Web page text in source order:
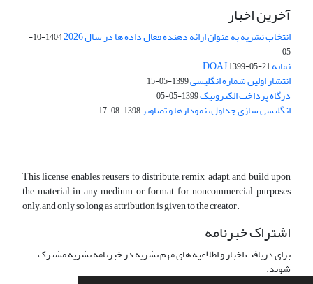
آخرین اخبار
انتخاب نشریه به عنوان ارائه دهنده فعال داده ها در سال 2026
1404-10-
05
نمایه DOAJ1399-05-21
انتشار اولین شماره انگلیسی1399-05-15
درگاه پرداخت الکترونیک1399-05-05
انگلیسی سازی جداول، نمودارها و تصاویر1398-08-17
This license enables reusers to distribute, remix, adapt, and build upon
the material in any medium or format for noncommercial purposes
only, and only so long as attribution is given to the creator.
اشتراک خبرنامه
برای دریافت اخبار و اطلاعیه های مهم نشریه در خبرنامه نشریه مشترک
شوید.